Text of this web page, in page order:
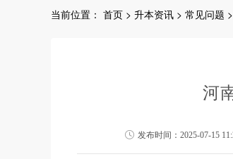
当前位置： 首页 > 升本资讯 > 常见问题 >
河
发布时间：2025-07-15